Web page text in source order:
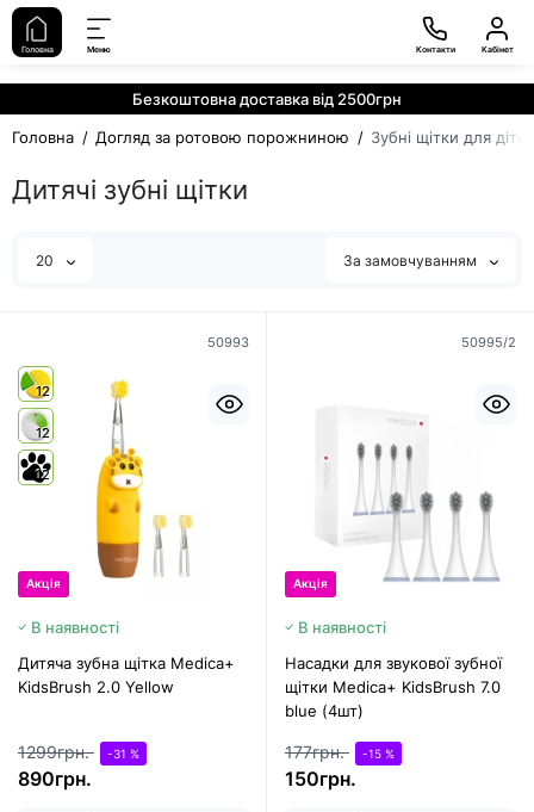
Безкоштовна доставка від 2500грн
Головна Меню Контакти Кабінет
Головна Догляд за ротовою порожниною Зубні щітки для
Дитячі зубні щітки
20 За замовчуванням
50993
12
12
12
Акція
В наявності
Дитяча зубна щітка Medica+
KidsBrush 2.0 Yellow
1299грн. -31 %
890грн.
50995/2
Акція
В наявності
Насадки для звукової зубної
щітки Medica+ KidsBrush 7.0
blue (4шт)
177грн. -15 %
150грн.